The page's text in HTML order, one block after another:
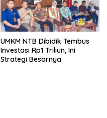
UMKM NTB Dibidik Tembus
Investasi Rp1 Triliun, Ini
Strategi Besarnya